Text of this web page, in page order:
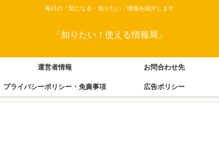
毎日の「気になる・知りたい」情報を紹介します
「知りたい！使える情報局」
運営者情報 お問合わせ先
プライバシーポリシー・免責事項 広告ポリシー